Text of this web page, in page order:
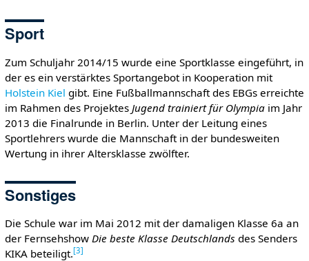
Sport
Zum Schuljahr 2014/15 wurde eine Sportklasse eingeführt, in
der es ein verstärktes Sportangebot in Kooperation mit
Holstein Kiel gibt. Eine Fußballmannschaft des EBGs erreichte
im Rahmen des Projektes Jugend trainiert für Olympiaim Jahr
2013 die Finalrunde in Berlin. Unter der Leitung eines
Sportlehrers wurde die Mannschaft in der bundesweiten
Wertung in ihrer Altersklasse zwölfter.
Sonstiges
Die Schule war im Mai 2012 mit der damaligen Klasse 6a an
der Fernsehshow Die beste Klasse Deutschlands des Senders
KIKA beteiligt.[3]